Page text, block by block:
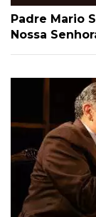
Padre Mario
Nossa